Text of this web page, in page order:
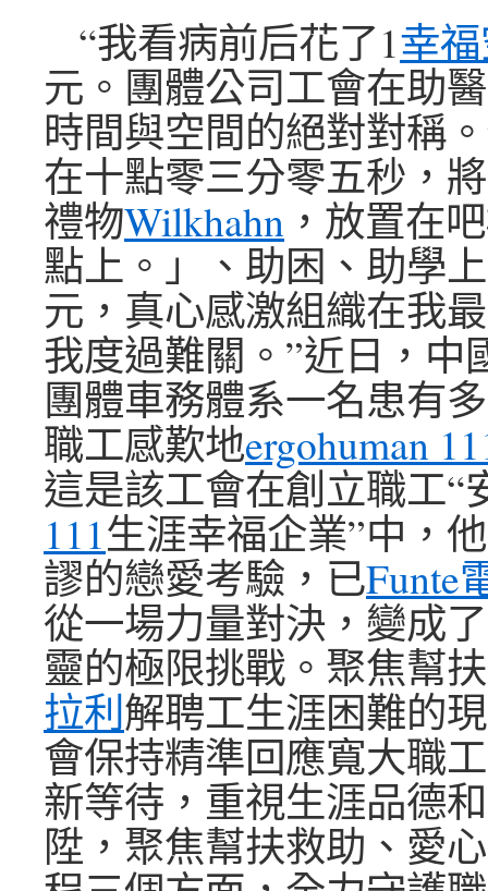
“我看病前后花了1幸
元。團體公司工會在助
時間與空間的絕對對稱
在十點零三分零五秒，
禮物Wilkhahn ，放置在
點上。」、助困、助學
元，真心感激組織在我
我度過難關。”近日，中
團體車務體系一名患有
職工感歎地ergohuman
這是該工會在創立職工“
111生涯幸福企業”中，
謬的戀愛考驗，已Funte
從一場力量對決，變成
靈的極限挑戰。聚焦幫
拉利解聘工生涯困難的
會保持精準回應寬大職
新等待，重視生涯品德
陞，聚焦幫扶救助、愛